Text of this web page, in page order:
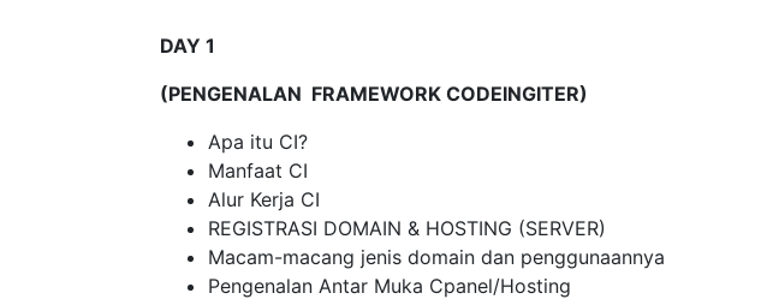
DAY 1
(PENGENALAN FRAMEWORK CODEINGITER)
Apa itu CI?
Manfaat CI
Alur Kerja CI
REGISTRASI DOMAIN & HOSTING (SERVER)
Macam-macang jenis domain dan penggunaannya
Pengenalan Antar Muka Cpanel/Hosting